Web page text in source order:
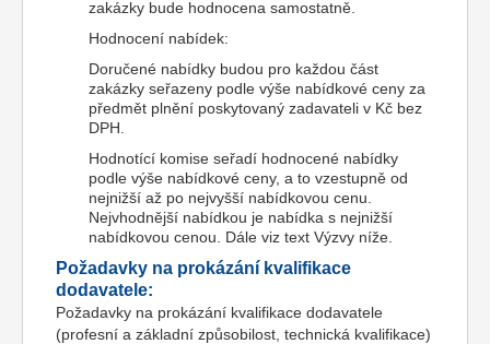
zakázky bude hodnocena samostatně.
Hodnocení nabídek:
Doručené nabídky budou pro každou část
zakázky seřazeny podle výše nabídkové ceny za
předmět plnění poskytovaný zadavateli v Kč bez
DPH.
Hodnotící komise seřadí hodnocené nabídky
podle výše nabídkové ceny, a to vzestupně od
nejnižší až po nejvyšší nabídkovou cenu.
Nejvhodnější nabídkou je nabídka s nejnižší
nabídkovou cenou. Dále viz text Výzvy níže.
Požadavky na prokázání kvalifikace
dodavatele:
Požadavky na prokázání kvalifikace dodavatele
(profesní a základní způsobilost, technická kvalifikace)